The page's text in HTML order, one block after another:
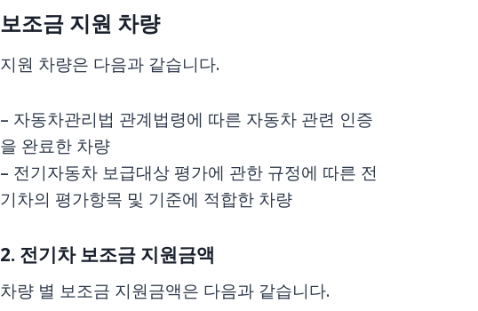
보조금 지원 차량
지원 차량은 다음과 같습니다.
– 자동차관리법 관계법령에 따른 자동차 관련 인증
을 완료한 차량
– 전기자동차 보급대상 평가에 관한 규정에 따른 전
기차의 평가항목 및 기준에 적합한 차량
2. 전기차 보조금 지원금액
차량 별 보조금 지원금액은 다음과 같습니다.